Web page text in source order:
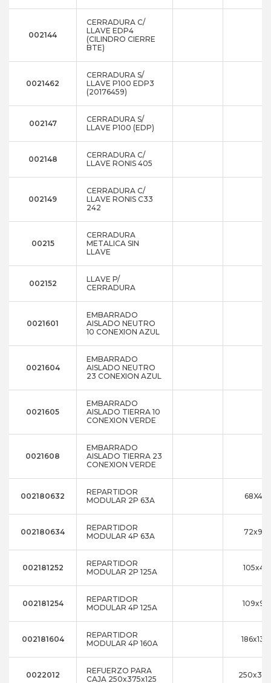
002144
CERRADURA C/
LLAVE EDP4
(CILINDRO CIERRE
BTE)
0021462
CERRADURA S/
LLAVE P100 EDP3
(20176459)
002147
CERRADURA S/
LLAVE P100 (EDP)
002148
CERRADURA C/
LLAVE RONIS 405
002149
CERRADURA C/
LLAVE RONIS C33
242
00215
CERRADURA
METALICA SIN
LLAVE
002152
LLAVE P/
CERRADURA
0021601
EMBARRADO
AISLADO NEUTRO
10 CONEXION AZUL
0021604
EMBARRADO
AISLADO NEUTRO
23 CONEXION AZUL
0021605
EMBARRADO
AISLADO TIERRA 10
CONEXION VERDE
0021608
EMBARRADO
AISLADO TIERRA 23
CONEXION VERDE
002180632
REPARTIDOR
MODULAR 2P 63A
002180634
REPARTIDOR
MODULAR 4P 63A
002181252
REPARTIDOR
MODULAR 2P 125A
002181254
REPARTIDOR
MODULAR 4P 125A
002181604
REPARTIDOR
MODULAR 4P 160A
0022012
REFUERZO PARA
CAJA 250x375x125